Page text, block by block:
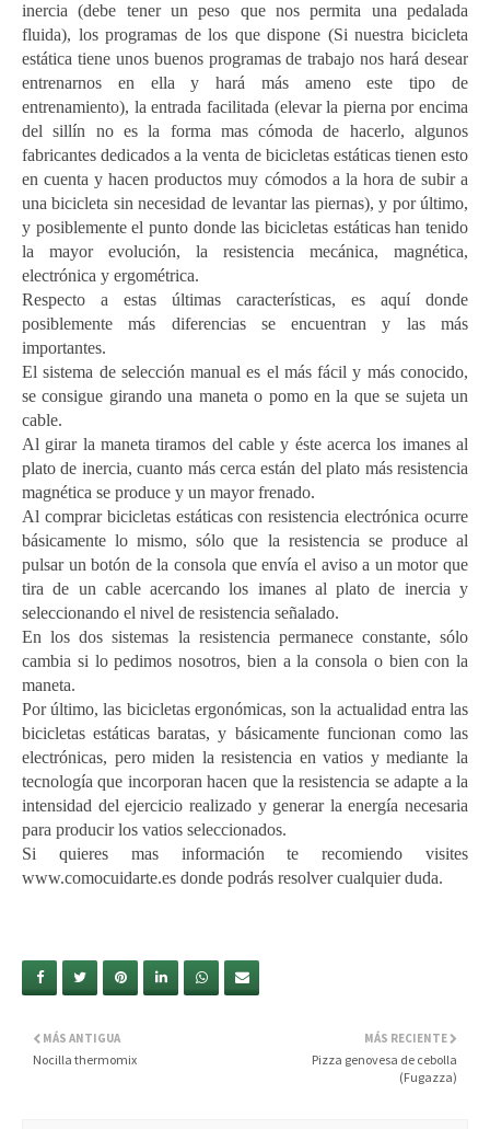
inercia (debe tener un peso que nos permita una pedalada
fluida), los programas de los que dispone (Si nuestra bicicleta
estática tiene unos buenos programas de trabajo nos hará desear
entrenarnos en ella y hará más ameno este tipo de
entrenamiento), la entrada facilitada (elevar la pierna por encima
del sillín no es la forma mas cómoda de hacerlo, algunos
fabricantes dedicados a la venta de bicicletas estáticas tienen esto
en cuenta y hacen productos muy cómodos a la hora de subir a
una bicicleta sin necesidad de levantar las piernas), y por último,
y posiblemente el punto donde las bicicletas estáticas han tenido
la mayor evolución, la resistencia mecánica, magnética,
electrónica y ergométrica.
Respecto a estas últimas características, es aquí donde
posiblemente más diferencias se encuentran y las más
importantes.
El sistema de selección manual es el más fácil y más conocido,
se consigue girando una maneta o pomo en la que se sujeta un
cable.
Al girar la maneta tiramos del cable y éste acerca los imanes al
plato de inercia, cuanto más cerca están del plato más resistencia
magnética se produce y un mayor frenado.
Al comprar bicicletas estáticas con resistencia electrónica ocurre
básicamente lo mismo, sólo que la resistencia se produce al
pulsar un botón de la consola que envía el aviso a un motor que
tira de un cable acercando los imanes al plato de inercia y
seleccionando el nivel de resistencia señalado.
En los dos sistemas la resistencia permanece constante, sólo
cambia si lo pedimos nosotros, bien a la consola o bien con la
maneta.
Por último, las bicicletas ergonómicas, son la actualidad entra las
bicicletas estáticas baratas, y básicamente funcionan como las
electrónicas, pero miden la resistencia en vatios y mediante la
tecnología que incorporan hacen que la resistencia se adapte a la
intensidad del ejercicio realizado y generar la energía necesaria
para producir los vatios seleccionados.
Si quieres mas información te recomiendo visites
www.comocuidarte.es donde podrás resolver cualquier duda.
MÁS RECIENTE
Pizza genovesa de cebolla
(Fugazza)
MÁS ANTIGUA
Nocilla thermomix